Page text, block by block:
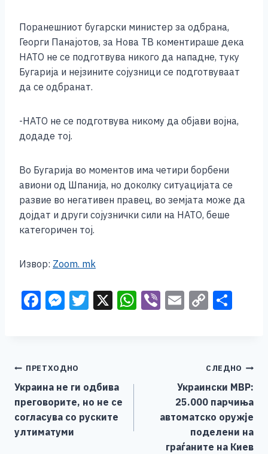
Поранешниот бугарски министер за одбрана,
Георги Панајотов, за Нова ТВ коментираше дека
НАТО не се подготвува никого да нападне, туку
Бугарија и нејзините сојузници се подготвуваат
да се одбранат.
-НАТО не се подготвува никому да објави војна,
додаде тој.
Во Бугарија во моментов има четири борбени
авиони од Шпанија, но доколку ситуацијата се
развие во негативен правец, во земјата може да
дојдат и други сојузнички сили на НАТО, беше
категоричен тој.
Извор: Zoom. mk
F
b
o
o
k
M
n
g
er
T X W Vi E C
Li
n
k
Навигација
на
напис
ПРЕТХОДНО
Украина не ги одбива
преговорите, но не се
согласува со руските
ултиматуми
СЛЕДНО
Украински МВР:
25.000 парчиња
автоматско оружје
поделени на
граѓаните на Киев